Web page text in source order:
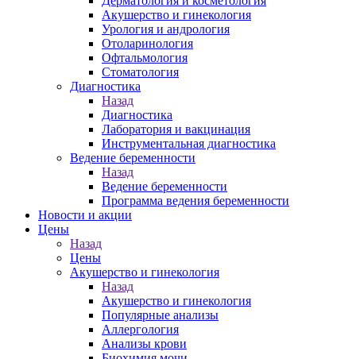
Акушерство и гинекология
Урология и андрология
Отоларинология
Офтальмология
Стоматология
Диагностика
Назад
Диагностика
Лаборатория и вакцинация
Инструментальная диагностика
Ведение беременности
Назад
Ведение беременности
Программа ведения беременности
Новости и акции
Цены
Назад
Цены
Акушерство и гинекология
Назад
Акушерство и гинекология
Популярные анализы
Аллергология
Анализы крови